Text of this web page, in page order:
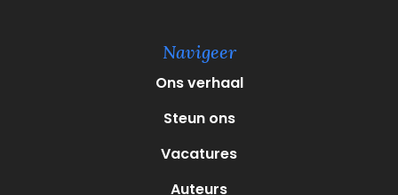
i
t
Navigeer
Ons verhaal
Steun ons
Vacatures
Auteurs